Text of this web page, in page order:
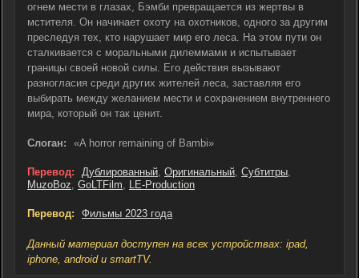
огнем мести в глазах, Бэмби превращается из жертвы в
мстителя. Он начинает охоту на охотников, одного за другим
преследуя тех, кто нарушает мир его леса. На этом пути он
сталкивается с моральными дилеммами и испытывает
границы своей новой силы. Его действия вызывают
разногласия среди других жителей леса, заставляя его
выбирать между желанием мести и сохранением внутреннего
мира, который он так ценит.
Слоган: «A horror remaining of Bambi»
Перевод: Дублированный, Оригинальный, Субтитры,
MuzoBoz, GoLTFilm, LE-Production
Перевод: Фильмы 2023 года
Данный материал доступен на всех устройствах: ipad,
iphone, android и smartTV.